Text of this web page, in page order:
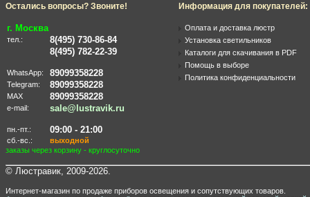
Остались вопросы? Звоните!
г. Москва
тел.:
8(495) 730-86-84
8(495) 782-22-39
WhatsApp: 89099358228
Telegram: 89099358228
MAX 89099358228
e-mail: sale@lustravik.ru
пн.-пт.: 09:00 - 21:00
сб.-вс.:
выходной
заказы через корзину - круглосуточно
Информация для покупателей:
Оплата и доставка люстр
Установка светильников
Каталоги для скачивания в PDF
Помощь в выборе
Политика конфиденциальности
© Люстравик, 2009-2026.
Интернет-магазин по продаже приборов освещения и сопутствующих товаров.